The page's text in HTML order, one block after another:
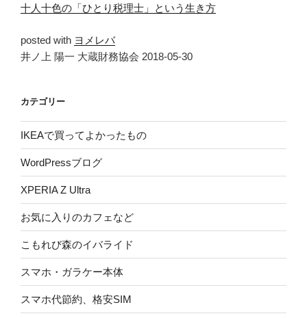
十人十色の「ひとり税理士」という生き方
posted with ヨメレバ
井ノ上 陽一 大蔵財務協会 2018-05-30
カテゴリー
IKEAで買ってよかったもの
WordPressブログ
XPERIA Z Ultra
お気に入りのカフェなど
こもれび森のイバライド
スマホ・ガラケー本体
スマホ代節約、格安SIM